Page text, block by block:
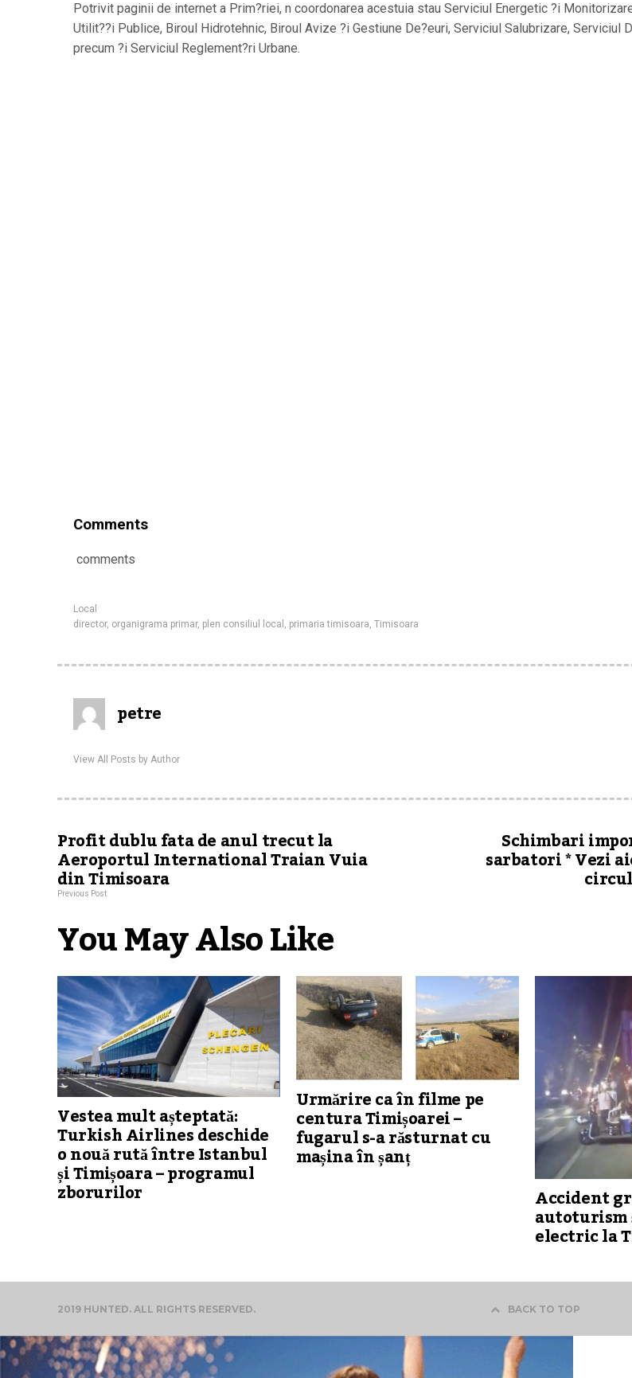
Potrivit paginii de internet a Prim?riei, n coordonarea acestuia stau Serviciul Energetic ?i
Utilit??i Publice, Biroul Hidrotehnic, Biroul Avize ?i Gestiune De?euri, Serviciul Salubrizare, Serviciul
precum ?i Serviciul Reglement?ri Urbane.
Comments
comments
Local
director, organigrama primar, plen consiliul local , primaria timisoara, Timisoara
petre
View All Posts by Author
Profit dublu fata de anul trecut la
Aeroportul International Traian Vuia
din Timisoara
Previous Post
Schimbari
sarbatori * Vezi
You May Also Like
Vestea mult așteptată:
Turkish Airlines deschide
o nouă rută între Istanbul
și Timișoara – programul
zborurilor
Urmărire ca în filme pe
centura Timișoarei –
fugarul s-a răsturnat cu
mașina în șanț
Accident
electric la
2019 HUNTED. ALL RIGHTS RESERVED. BACK TO TOP